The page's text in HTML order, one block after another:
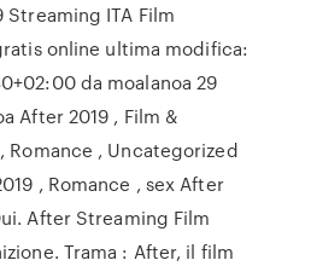
ITA Film
online ultima modifica:
da moalanoa 29
After 2019 , Film &
Romance , Uncategorized
, Romance , sex After
After Streaming Film
Trama : After, il film